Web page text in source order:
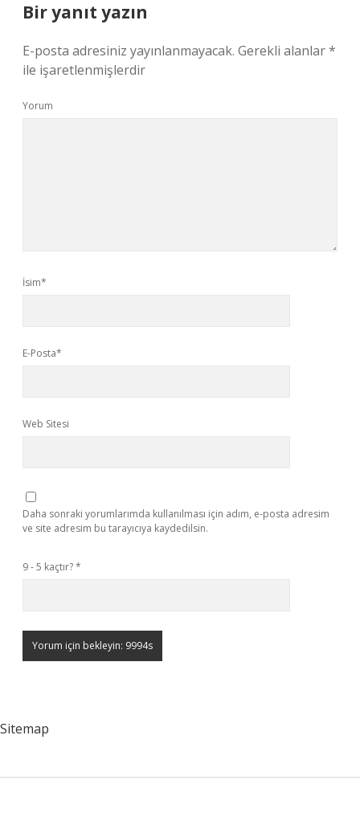
Bir yanıt yazın
E-posta adresiniz yayınlanmayacak. Gerekli alanlar*
ile işaretlenmişlerdir
Yorum
İsim*
E-Posta*
Web Sitesi
Daha sonraki yorumlarımda kullanılması için adım, e-posta adresim
ve site adresim bu tarayıcıya kaydedilsin.
9 - 5 kaçtır?*
Sitemap